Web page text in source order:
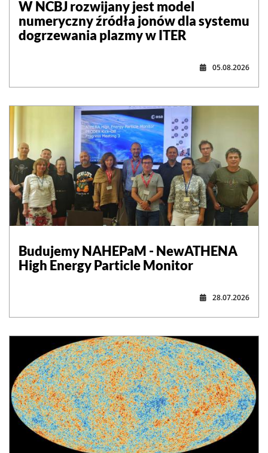
W NCBJ rozwijany jest model
numeryczny źródła jonów dla systemu
dogrzewania plazmy w ITER
05.08.2026
Budujemy NAHEPaM - NewATHENA
High Energy Particle Monitor
28.07.2026